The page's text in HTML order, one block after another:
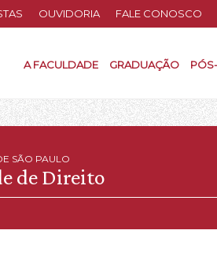
OUVIDORIA FALE CONOSCO
A FACULDADE GRADUAÇÃO
SÃO PAULO
de Direito